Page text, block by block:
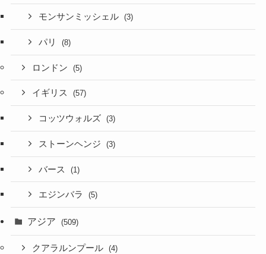
モンサンミッシェル (3)
パリ (8)
ロンドン (5)
イギリス (57)
コッツウォルズ (3)
ストーンヘンジ (3)
バース (1)
エジンバラ (5)
アジア (509)
クアラルンプール (4)